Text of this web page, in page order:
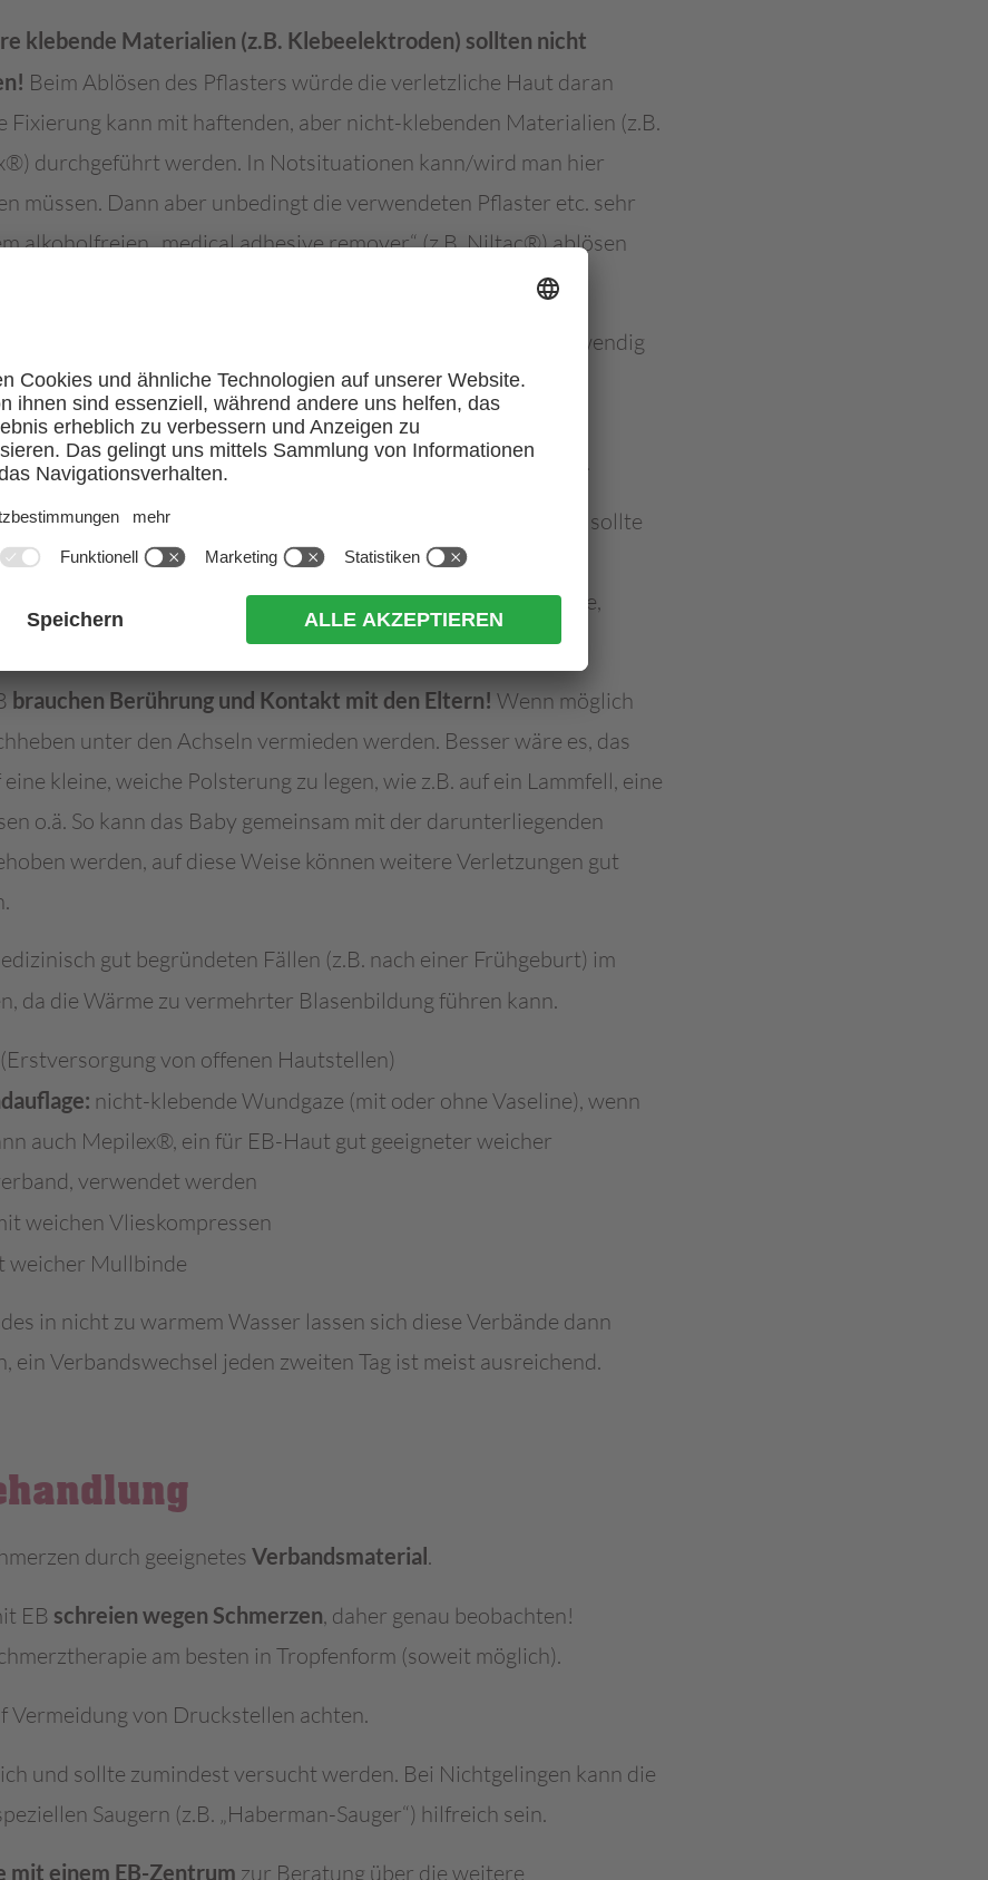
klebende Materialien (z.B. Klebeelektroden) sollten nicht
Beim Ablösen des Pflasters würde die verletzliche Haut daran
Fixierung kann mit haftenden, aber nicht-klebenden Materialien (z.B.
durchgeführt werden. In Notsituationen kann/wird man hier
müssen. Dann aber unbedingt die verwendeten Pflaster etc. sehr
alkoholfreien „medical adhesive remover“ (z.B. Niltac®) ablösen
und EB-Spezialisten kontaktieren.
, die zum Beispiel für Infusionen notwendig
kann auch hier mit haftenden, aber nicht-klebenden
Mepilex®) durchgeführt werden. Falls nur eine
ist, beim Ablösen bitte wie oben beschrieben vorgehen.
Injektionen sind möglich
, beim Reinigen der Injektionsstelle sollte
aufgesprüht oder aufgetupft werden, Reibung ist zu
der Nadel kein Pflaster auf die Blutabnahmestelle,
anlegen.
brauchen Berührung und Kontakt mit den Eltern! Wenn möglich
unter den Achseln vermieden werden. Besser wäre es, das
kleine, weiche Polsterung zu legen, wie z.B. auf ein Lammfell, eine
o.ä. So kann das Baby gemeinsam mit der darunterliegenden
werden, auf diese Weise können weitere Verletzungen gut
gut begründeten Fällen (z.B. nach einer Frühgeburt) im
da die Wärme zu vermehrter Blasenbildung führen kann.
(Erstversorgung von offenen Hautstellen)
nicht-klebende Wundgaze (mit oder ohne Vaseline), wenn
auch Mepilex®, ein für EB-Haut gut geeigneter weicher
verwendet werden
weichen Vlieskompressen
weicher Mullbinde
in nicht zu warmem Wasser lassen sich diese Verbände dann
ein Verbandswechsel jeden zweiten Tag ist meist ausreichend.
durch geeignetes Verbandsmaterial.
EB schreien wegen Schmerzen, daher genau beobachten!
am besten in Tropfenform (soweit möglich).
Vermeidung von Druckstellen achten.
und sollte zumindest versucht werden. Bei Nichtgelingen kann die
Saugern (z.B. „Haberman-Sauger“) hilfreich sein.
mit einem EB-Zentrum zur Beratung über die weitere